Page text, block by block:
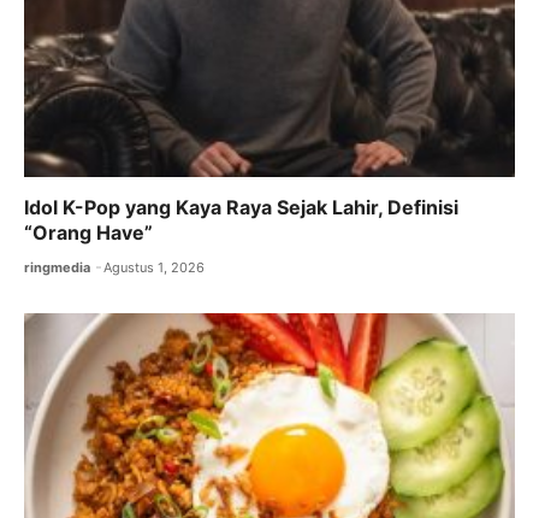
Idol K-Pop yang Kaya Raya Sejak Lahir, Definisi
“Orang Have”
ringmedia Agustus 1, 2026